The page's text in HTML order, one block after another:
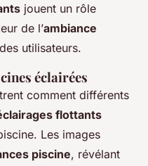
jouent un rôle
de l’ambiance
utilisateurs.
éclairées
comment différents
flottants
Les images
piscine, révélant